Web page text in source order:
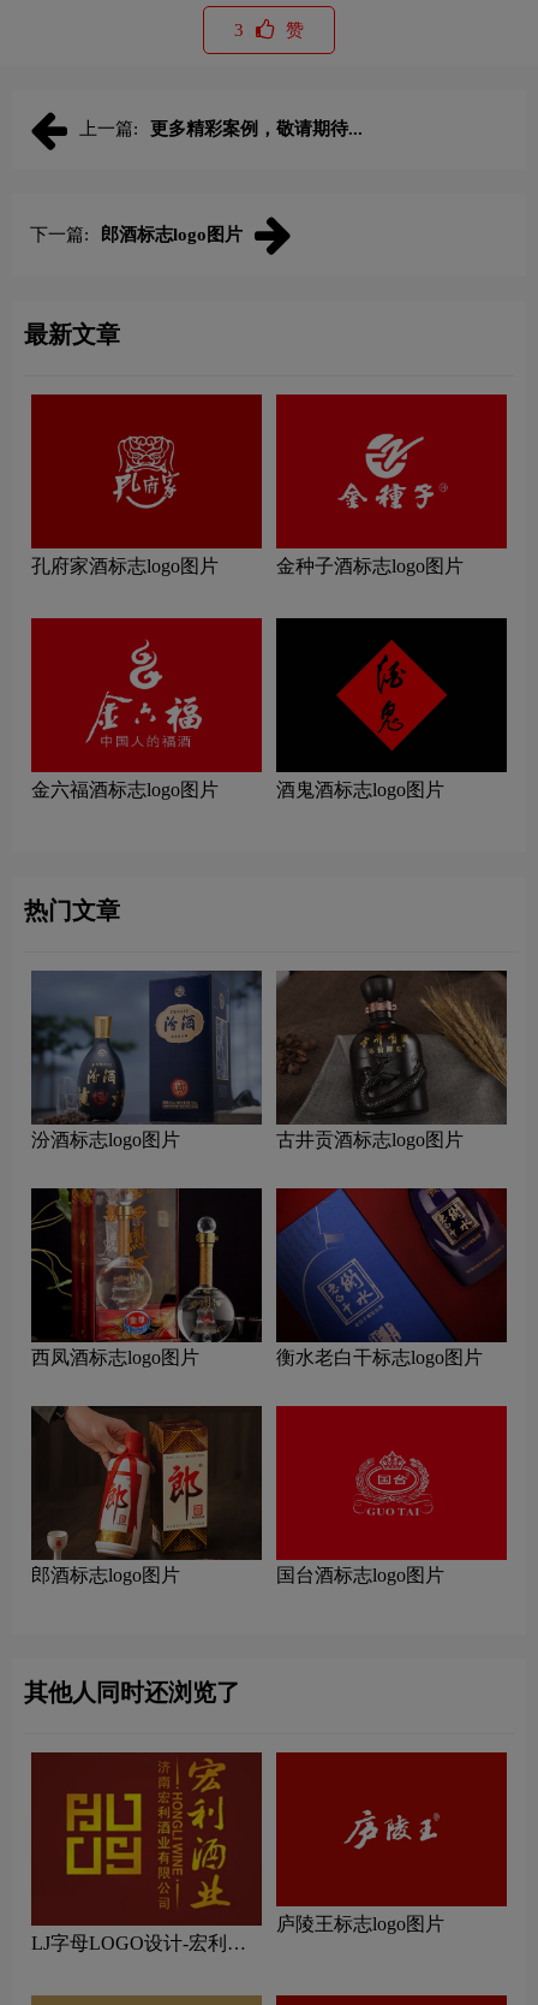
3 赞
上一篇: 更多精彩案例，敬请期待...
下一篇: 郎酒标志logo图片
最新文章
孔府家酒标志logo图片 金种子酒标志logo图片
金六福酒标志logo图片 酒鬼酒标志logo图片
热门文章
汾酒标志logo图片 古井贡酒标志logo图片
西凤酒标志logo图片 衡水老白干标志logo图片
郎酒标志logo图片 国台酒标志logo图片
其他人同时还浏览了
LJ字母LOGO设计-宏利酒
庐陵王标志logo图片